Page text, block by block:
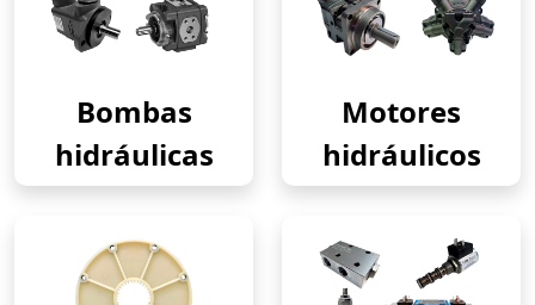
Bombas
hidráulicas
Motores
hidráulicos